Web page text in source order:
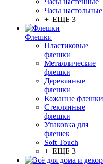
Часы настенные
Часы настольные
+ ЕЩЕ 3
Флешки
Пластиковые
флешки
Металлические
флешки
Деревянные
флешки
Кожаные флешки
Стеклянные
флешки
Упаковка для
флешек
Soft Touch
+ ЕЩЕ 3